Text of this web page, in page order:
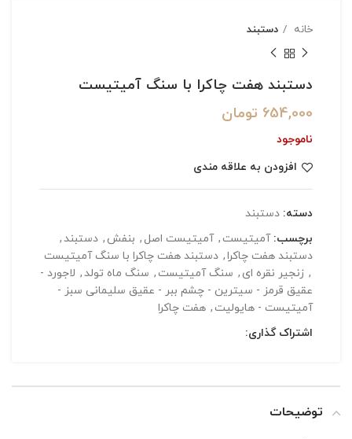
خانه دستبند
دستبند هفت چاکرا با سنگ آمیتیست
654,000 تومان
ناموجود
افزودن به علاقه مندی
دسته: دستبند
برچسب: آمیتیست , آمیتیست اصل , بنفش , دستبند,
دستبند هفت چاکرا, دستبند هفت چاکرا با سنگ آمیتیست
, زنجیر نقره ای , سنگ آمیتیست , سنگ ماه تولد, لاجورد -
عقیق قرمز - سیترین - چشم ببر - عقیق سلیمانی سبز -
آمیتیست - هایولیت , هفت چاکرا
اشتراک گذاری:
توضیحات